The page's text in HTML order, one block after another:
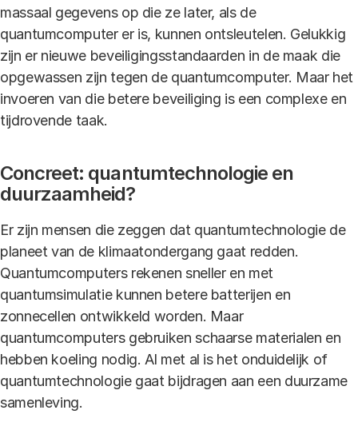
massaal gegevens op die ze later, als de
quantumcomputer er is, kunnen ontsleutelen. Gelukkig
zijn er nieuwe beveiligingsstandaarden in de maak die
opgewassen zijn tegen de quantumcomputer. Maar het
invoeren van die betere beveiliging is een complexe en
tijdrovende taak.
Concreet: quantumtechnologie en
duurzaamheid?
Er zijn mensen die zeggen dat quantumtechnologie de
planeet van de klimaatondergang gaat redden.
Quantumcomputers rekenen sneller en met
quantumsimulatie kunnen betere batterijen en
zonnecellen ontwikkeld worden. Maar
quantumcomputers gebruiken schaarse materialen en
hebben koeling nodig. Al met al is het onduidelijk of
quantumtechnologie gaat bijdragen aan een duurzame
samenleving.